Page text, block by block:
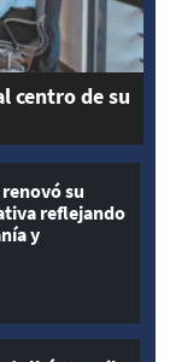
centro de su
su
reflejando
y